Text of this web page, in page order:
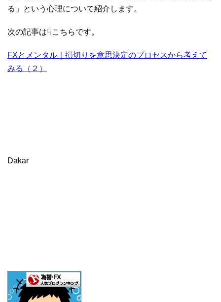
る」という心理について紹介します。
次の記事は☟こちらです。
FXとメンタル｜損切りを意思決定のプロセスから考えて
みる（２）
Dakar